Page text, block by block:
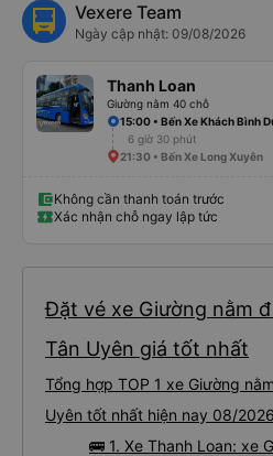
Vexere Team
Ngày cập nhật: 09/08/2026
Thanh Loan
Giường nằm 40 chỗ
15:00 • Bến Xe Khách Bình
6 giờ 30 phút
21:30 • Bến Xe Long Xuyên
Không cần thanh toán trước
Xác nhận chỗ ngay lập tức
Đặt vé xe Giường nằm
Tân Uyên giá tốt nhất
Tổng hợp TOP 1 xe Giường
Uyên tốt nhất hiện nay 08/2026
🚌 1. Xe Thanh Loan: xe